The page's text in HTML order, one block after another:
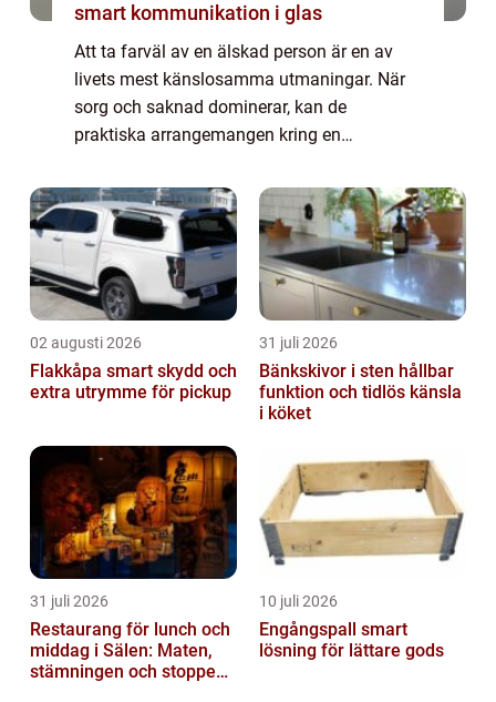
smart kommunikation i glas
Att ta farväl av en älskad person är en av
livets mest känslosamma utmaningar. När
sorg och saknad dominerar, kan de
praktiska arrangemangen kring en
spelar en begravn...
02 augusti 2026
Flakkåpa smart skydd och
extra utrymme för pickup
31 juli 2026
Bänkskivor i sten hållbar
funktion och tidlös känsla
i köket
31 juli 2026
Restaurang för lunch och
middag i Sälen: Maten,
stämningen och stoppen
10 juli 2026
Engångspall smart
lösning för lättare gods